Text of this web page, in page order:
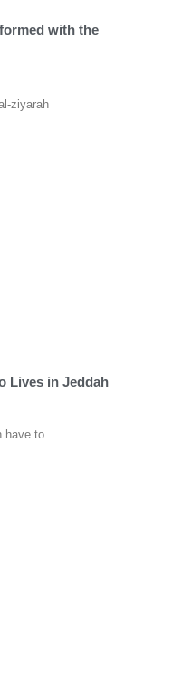
with the
ziyarah
Lives in Jeddah
have to